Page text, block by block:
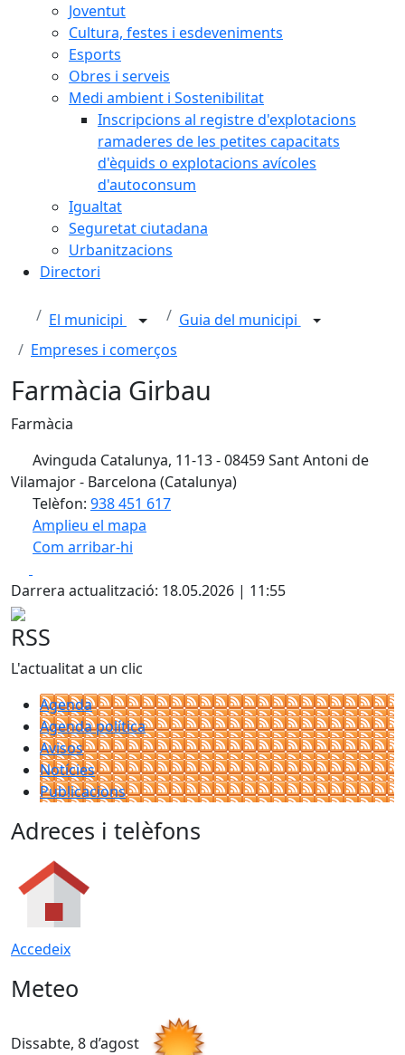
Joventut
Cultura, festes i esdeveniments
Esports
Obres i serveis
Medi ambient i Sostenibilitat
Inscripcions al registre d'explotacions
ramaderes de les petites capacitats
d'èquids o explotacions avícoles
d'autoconsum
Igualtat
Seguretat ciutadana
Urbanitzacions
Directori
El municipi
Guia del municipi
Empreses i comerços
Farmàcia Girbau
Farmàcia
Avinguda Catalunya, 11-13 - 08459 Sant Antoni de
Vilamajor - Barcelona (Catalunya)
Telèfon: 938 451 617
Amplieu el mapa
Com arribar-hi
+
Darrera actualització: 18.05.2026 | 11:55
RSS
L'actualitat a un clic
Agenda
Agenda política
Avisos
Notícies
Publicacions
Adreces i telèfons
Accedeix
Meteo
Dissabte, 8 d’agost